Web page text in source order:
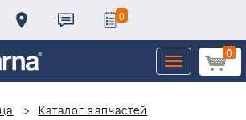
0
0
Toggle
navigation
Каталог запчастей